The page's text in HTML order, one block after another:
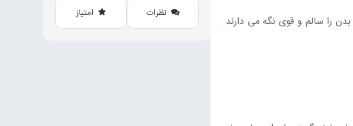
را سالم و قوی نگه می دارند.
نظرات امتیاز